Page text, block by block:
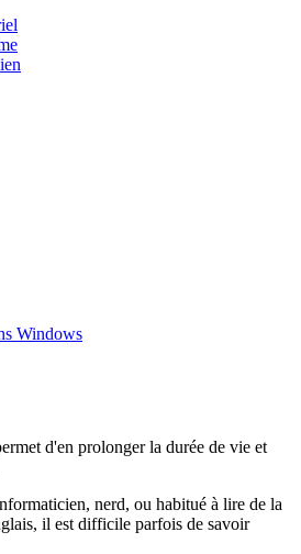
Windows
d'en prolonger la durée de vie et
nerd, ou habitué à lire de la
il est difficile parfois de savoir